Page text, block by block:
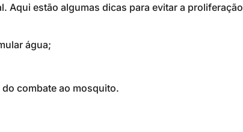
Aqui estão algumas dicas para evitar a proliferação
água;
combate ao mosquito.